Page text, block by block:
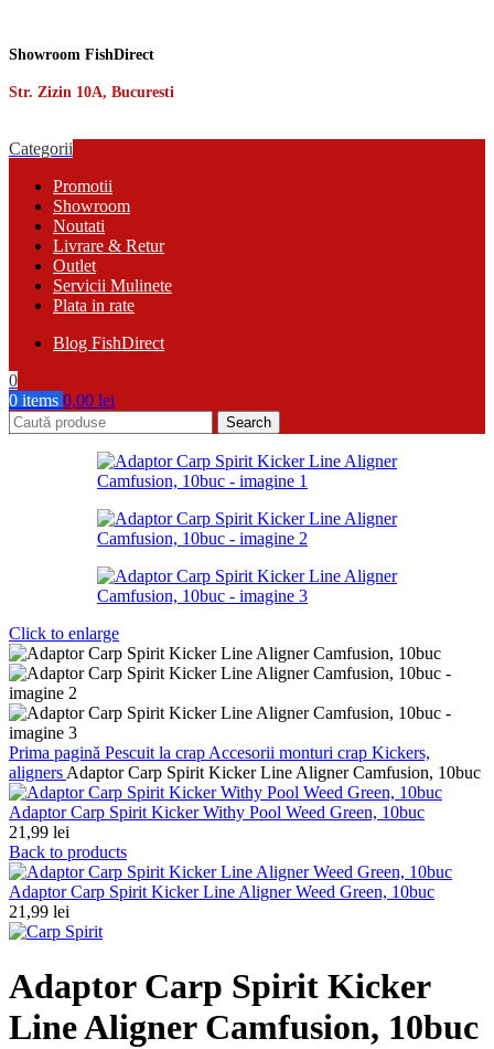
Showroom FishDirect
Str. Zizin 10A, Bucuresti
Categorii
Promotii
Showroom
Noutati
Livrare & Retur
Outlet
Servicii Mulinete
Plata in rate
Blog FishDirect
0
0 items 0,00 lei
Search
Click to enlarge
Prima pagină Pescuit la crap Accesorii monturi crap Kickers,
aligners Adaptor Carp Spirit Kicker Line Aligner Camfusion, 10buc
Adaptor Carp Spirit Kicker Withy Pool Weed Green, 10buc
21,99 lei
Back to products
Adaptor Carp Spirit Kicker Line Aligner Weed Green, 10buc
21,99 lei
Adaptor Carp Spirit Kicker
Line Aligner Camfusion, 10buc